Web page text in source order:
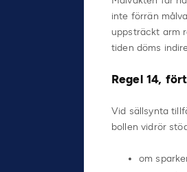
inte förrän
uppsträckt arm
tiden döms
Regel 14,
Vid sällsynta
bollen vidrör
om